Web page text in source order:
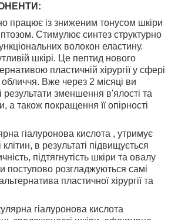
працює із зниженим тонусом шкіри
птозом. Стимулює синтез структурно
волокон еластину.
шкірі. Це пептид нового
пластичній хірургії у сфері
обличчя. Вже через 2 місяці ви
результати зменшення в'ялості та
а також покращення її опірності
гіалуронова кислота , утримує
в результаті підвищується
підтягнутість шкіри та овалу
поступово розгладжуються самі
пластичної хірургії та
гіалуронова кислота